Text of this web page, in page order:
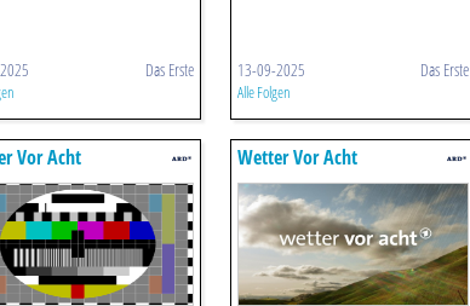
Das Erste 13-09-2025 Das Erste
Alle Folgen
Vor Acht Wetter Vor Acht